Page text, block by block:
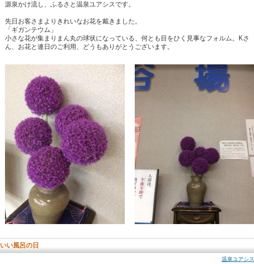
源泉かけ流し、ふるさと温泉ユアシスです。
先日お客さまよりきれいなお花を戴きました。
「ギガンテウム」
小さな花が集まりまん丸の球状になっている、何とも目をひく見事なフォルム。Kさ
ん、お花と連日のご利用、どうもありがとうございます。
いい風呂の日
温泉ユアシス